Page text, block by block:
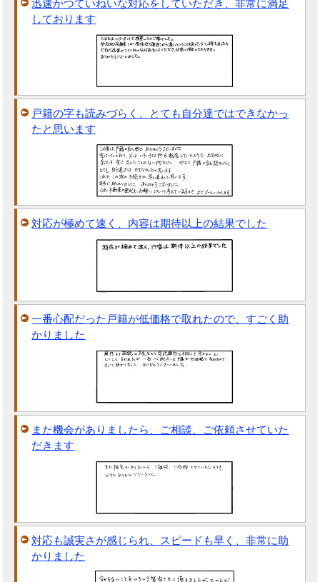
迅速かつていねいな対応をしていただき、非常に満足
しております
戸籍の字も読みづらく、とても自分達ではできなかっ
たと思います
対応が極めて速く、内容は期待以上の結果でした
一番心配だった戸籍が低価格で取れたので、すごく助
かりました
また機会がありましたら、ご相談、ご依頼させていた
だきます
対応も誠実さが感じられ、スピードも早く、非常に助
かりました